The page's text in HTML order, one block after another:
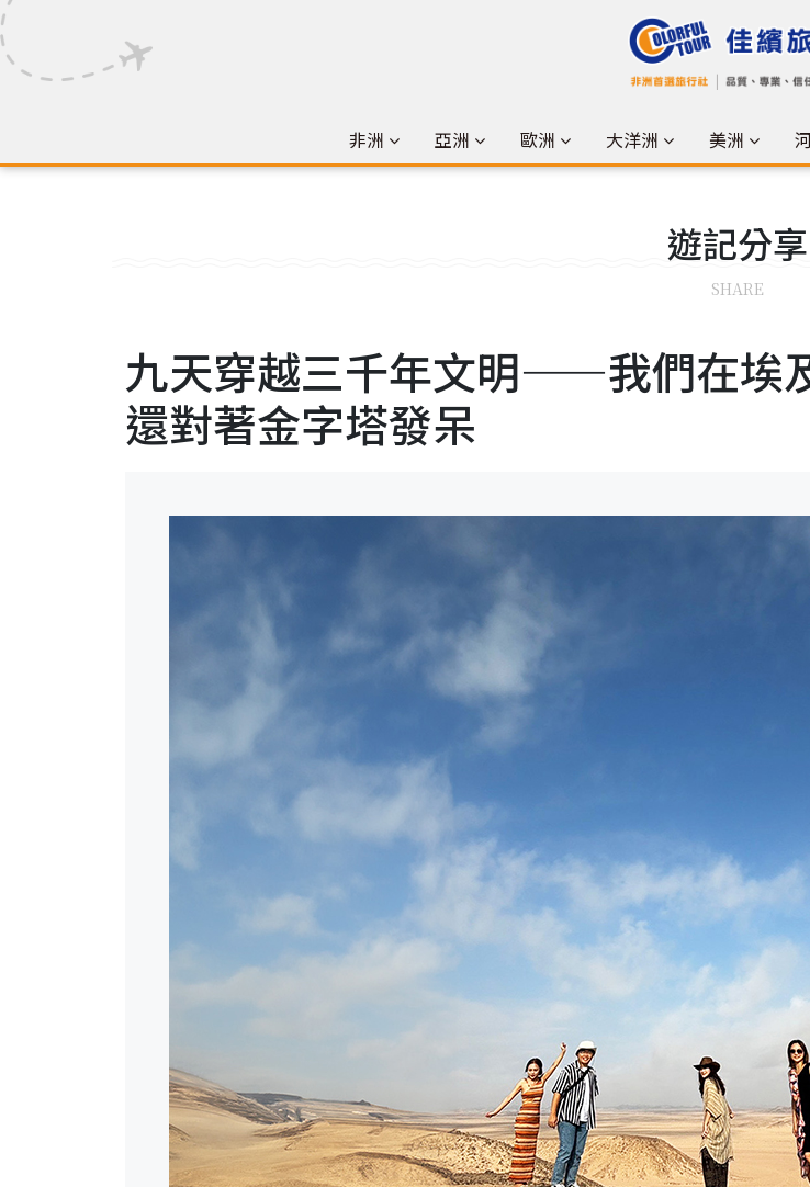
非洲 亞洲 歐洲 大洋洲 美洲
遊記分享
SHARE
九天穿越三千年文明——我們在埃
還對著金字塔發呆